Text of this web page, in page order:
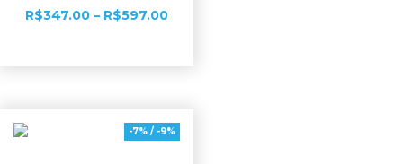
R$347.00 – R$597.00
-7% / -9%